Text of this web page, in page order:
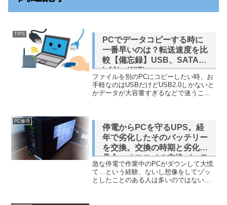
TIPS
PCでデータコピーする時に
一番早いのは？転送速度を比
較【備忘録】USB、SATA、
LAN、WiFi…
ファイルを別のPCにコピーしたい時、お
手軽なのはUSBだけどUSB2.0しかないと
かデータが大容量すぎるなどで迷うこと
値から比較規格ご...
PC修理
停電からPCを守るUPS。経
年で劣化したそのバッテリー
を交換。交換の時期と劣化の
具合、オススメの交換バッテ
リーなど[BY50S][BYB50S]
急な停電で作業中のPCがダウンして大慌
て…という経験、ないし想像をしてゾッ
としたことのある人は多いのではないで